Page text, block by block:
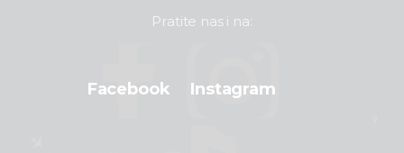
Pratite nas i na:
Facebook Instagram